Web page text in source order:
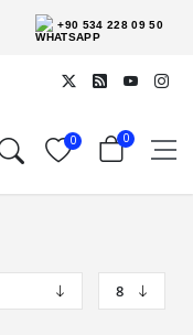
+90 534 228 09 50
0 0